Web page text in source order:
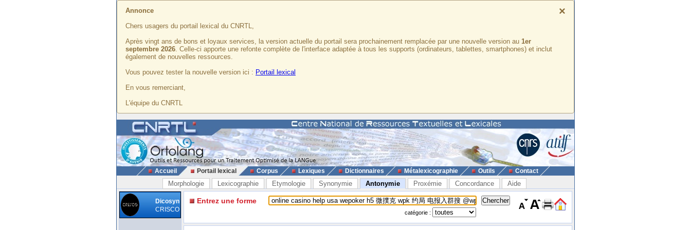
×
Annonce
Chers usagers du portail lexical du CNRTL,
Après vingt ans de bons et loyaux services, la version actuelle du portail sera prochainement remplacée par une nouvelle version au 1er
septembre 2026. Celle-ci apporte une refonte complète de l'interface adaptée à tous les supports (ordinateurs, tablettes, smartphones) et inclut
également de nouvelles ressources.
Vous pouvez tester la nouvelle version ici : Portail lexical
En vous remerciant,
L'équipe du CNRTL
Accueil Portail lexical Corpus Lexiques Dictionnaires Métalexicographie Outils Contact
Morphologie Lexicographie Etymologie Synonymie Antonymie Proxémie Concordance Aide
Dicosyn
CRISCO
Entrez une forme
catégorie :